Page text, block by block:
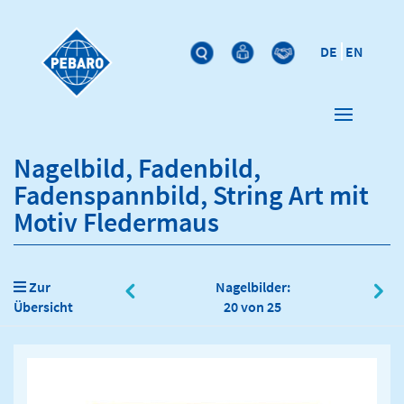
DE EN
Nagelbild, Fadenbild,
Fadenspannbild, String Art mit
Motiv Fledermaus
Zur
Übersicht
Nagelbilder:
20 von 25